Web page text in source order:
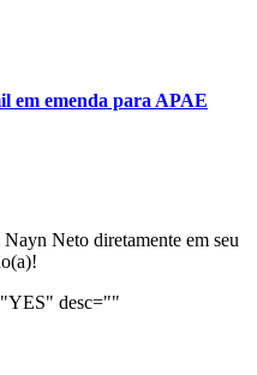
em emenda para APAE
Neto diretamente em seu
desc=""